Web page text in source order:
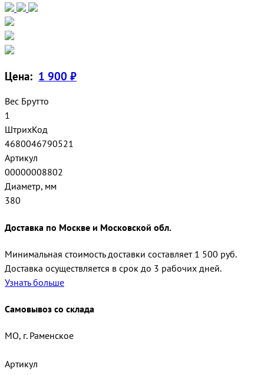
Цена: 1 900 ₽
Вес Брутто
1
ШтрихКод
4680046790521
Артикул
00000008802
Диаметр, мм
380
Доставка по Москве и Московской обл.
Минимальная стоимость доставки составляет 1 500 руб.
Доставка осуществляется в срок до 3 рабочих дней.
Узнать больше
Самовывоз со склада
МО, г. Раменское
Артикул